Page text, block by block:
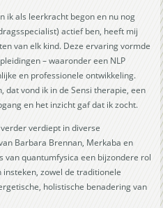
ik als leerkracht begon en nu nog
actief ben, heeft mij
van elk kind. Deze ervaring vormde
– waaronder een NLP
en professionele ontwikkeling.
dat vond ik in de Sensi therapie, een
en het inzicht gaf dat ik zocht.
verdiept in diverse
Barbara Brennan, Merkaba en
van quantumfysica een bijzondere rol
zowel de traditionele
holistische benadering van